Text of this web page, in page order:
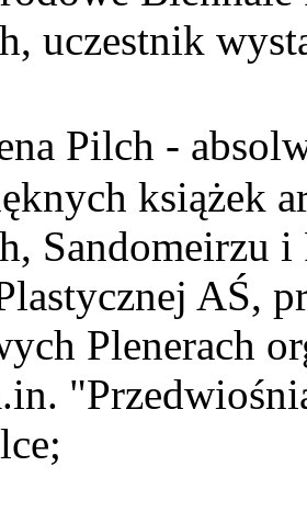
uczestnik
Pilch -
książek
Sandomeirzu i
AŚ,
Plenerach